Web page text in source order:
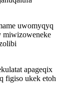
uwomyqyq
miwizoweneke
apageqix
figiso ukek etoh